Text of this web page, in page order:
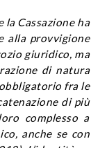
Cassazione ha
alla provvigione
giuridico, ma
di natura
fra le
di più
complesso a
anche se con